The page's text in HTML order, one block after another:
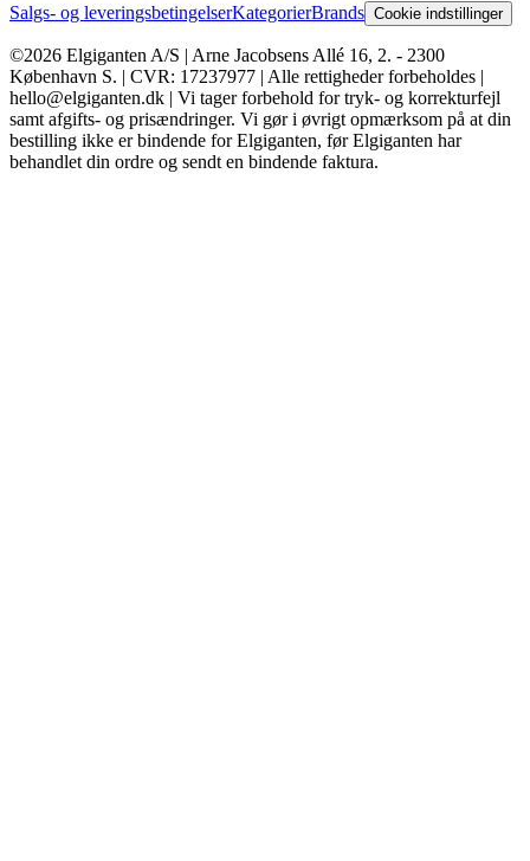
Salgs- og leveringsbetingelserKategorierBrands Cookie indstillinger
©2026 Elgiganten A/S | Arne Jacobsens Allé 16, 2. - 2300
København S. | CVR: 17237977 | Alle rettigheder forbeholdes |
hello@elgiganten.dk | Vi tager forbehold for tryk- og korrekturfejl
samt afgifts- og prisændringer. Vi gør i øvrigt opmærksom på at din
bestilling ikke er bindende for Elgiganten, før Elgiganten har
behandlet din ordre og sendt en bindende faktura.